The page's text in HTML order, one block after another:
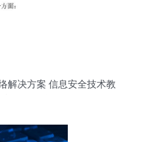
解决方案 信息安全技术教